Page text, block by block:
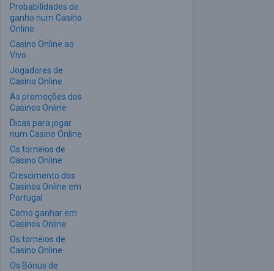
Probabilidades de
ganho num Casino
Online
Casino Online ao
Vivo
Jogadores de
Casino Online
As promoções dos
Casinos Online
Dicas para jogar
num Casino Online
Os torneios de
Casino Online
Crescimento dos
Casinos Online em
Portugal
Como ganhar em
Casinos Online
Os torneios de
Casino Online
Os Bónus de